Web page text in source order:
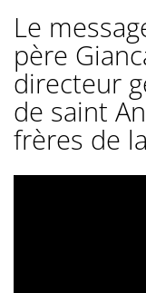
Le
père
directeur
de saint
frères de